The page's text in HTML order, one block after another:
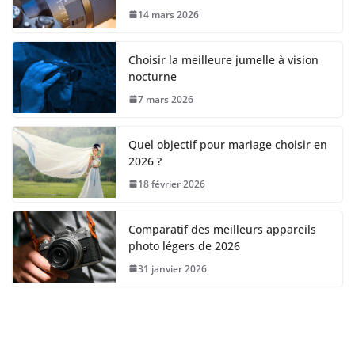
14 mars 2026
Choisir la meilleure jumelle à vision
nocturne
7 mars 2026
Quel objectif pour mariage choisir en
2026 ?
18 février 2026
Comparatif des meilleurs appareils
photo légers de 2026
31 janvier 2026